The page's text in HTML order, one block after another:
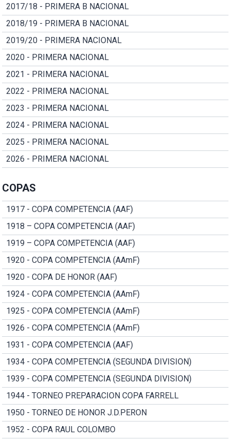
2017/18 - PRIMERA B NACIONAL
2018/19 - PRIMERA B NACIONAL
2019/20 - PRIMERA NACIONAL
2020 - PRIMERA NACIONAL
2021 - PRIMERA NACIONAL
2022 - PRIMERA NACIONAL
2023 - PRIMERA NACIONAL
2024 - PRIMERA NACIONAL
2025 - PRIMERA NACIONAL
2026 - PRIMERA NACIONAL
COPAS
1917 - COPA COMPETENCIA (AAF)
1918 – COPA COMPETENCIA (AAF)
1919 – COPA COMPETENCIA (AAF)
1920 - COPA COMPETENCIA (AAmF)
1920 - COPA DE HONOR (AAF)
1924 - COPA COMPETENCIA (AAmF)
1925 - COPA COMPETENCIA (AAmF)
1926 - COPA COMPETENCIA (AAmF)
1931 - COPA COMPETENCIA (AAF)
1934 - COPA COMPETENCIA (SEGUNDA DIVISION)
1939 - COPA COMPETENCIA (SEGUNDA DIVISION)
1944 - TORNEO PREPARACION COPA FARRELL
1950 - TORNEO DE HONOR J.D.PERON
1952 - COPA RAUL COLOMBO